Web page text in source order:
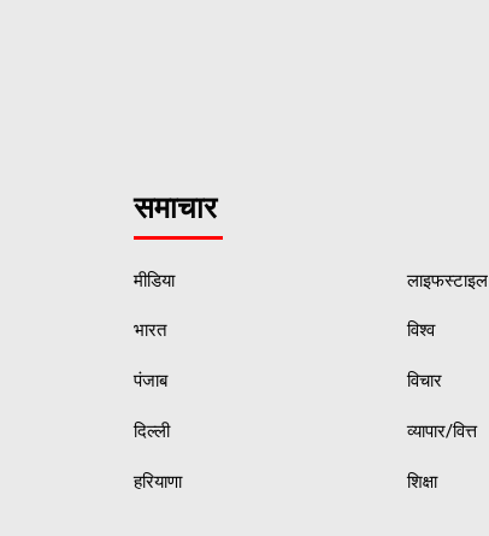
समाचार
मीडिया
भारत
पंजाब
दिल्ली
हरियाणा
लाइफस्टाइल
विश्व
विचार
व्यापार/वित्त
शिक्षा